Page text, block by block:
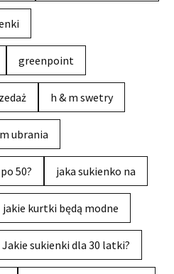
greenpoint
h & m swetry
ubrania
50? jaka sukienko na
jakie kurtki będą modne
Jakie sukienki dla 30 latki?